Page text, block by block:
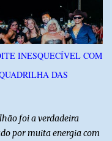
ocorreu às 16h, no
A operação reúne
Norte, da Polícia Civil
do Ceará, reforçando a
e intensificando o
interestadual. As
INESQUECÍVEL COM
DAS
foi a verdadeira
por muita energia com